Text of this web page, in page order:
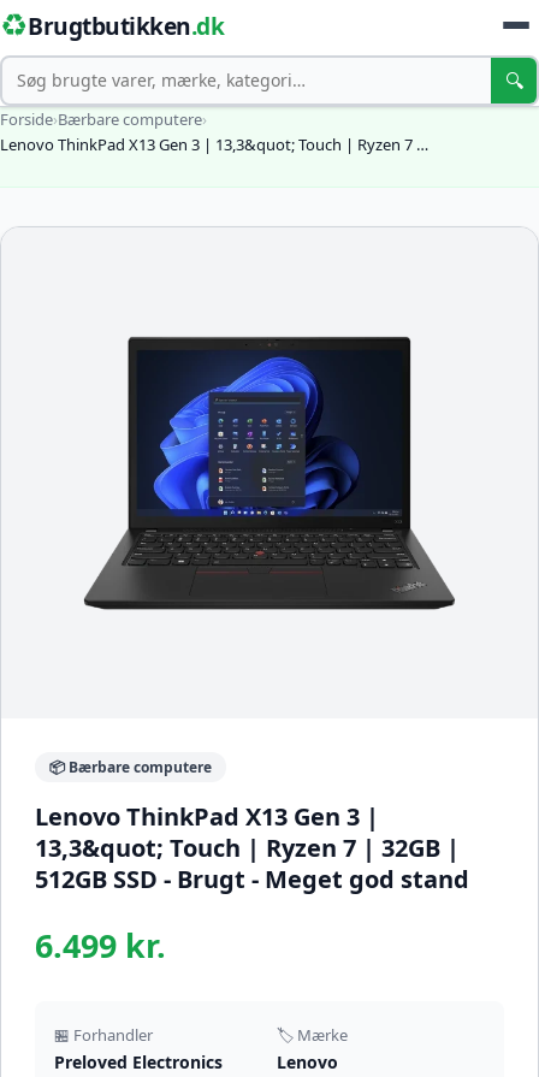
♻️Brugtbutikken.dk
Søg 🔍
Forside›Bærbare computere›
Lenovo ThinkPad X13 Gen 3 | 13,3&quot; Touch | Ryzen 7 …
📦 Bærbare computere
Lenovo ThinkPad X13 Gen 3 |
13,3&quot; Touch | Ryzen 7 | 32GB |
512GB SSD - Brugt - Meget god stand
6.499 kr.
🏪 Forhandler
Preloved Electronics
🏷️ Mærke
Lenovo